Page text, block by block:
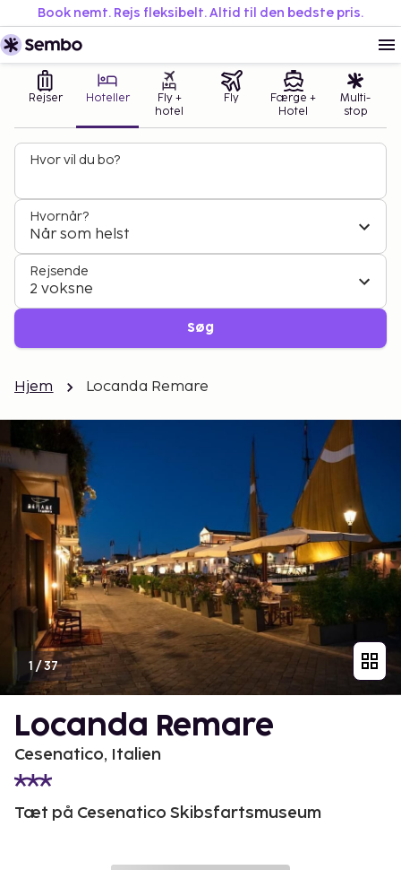
Book nemt. Rejs fleksibelt. Altid til den bedste pris.
Rejser Hoteller
Fly +
hotel
Fly
Færge +
Hotel
Multi-
stop
Hvor vil du bo?
Hvornår?
Når som helst
Rejsende
2 voksne
Søg
Hjem Locanda Remare
1 /37
Locanda Remare
Cesenatico, Italien
Tæt på Cesenatico Skibsfartsmuseum